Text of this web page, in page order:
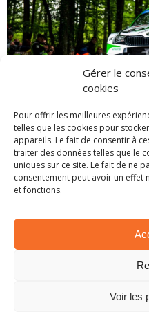
Gérer le
cookies
Pour offrir les meilleures
telles que les cookies pour
appareils. Le fait de consentir à
traiter des données telles que le
uniques sur ce site. Le fait de ne
consentement peut avoir un effet
et fonctions.
Voir les
© RedBull
Pour ce qui est des
L’allemand s’impose
marge sur Mauro
Lauri Joona a profité
journée. La victoire lui